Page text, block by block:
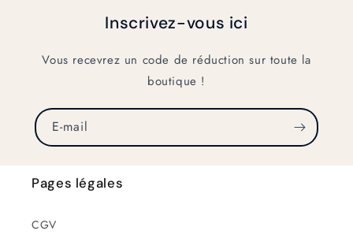
Inscrivez-vous ici
Vous recevrez un code de réduction sur toute la
boutique !
E-mail
Pages légales
CGV